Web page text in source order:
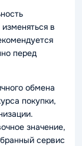
в
перед
обмена
покупки,
значение,
сервис